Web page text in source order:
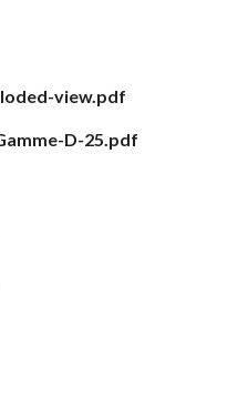
view.pdf
D-25.pdf